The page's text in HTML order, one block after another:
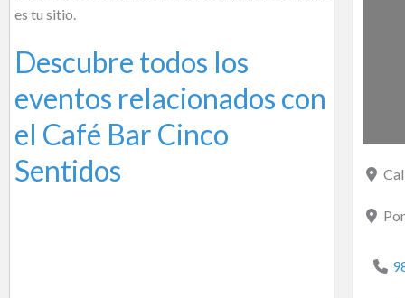
es tu sitio.
Descubre todos los
eventos relacionados con
el Café Bar Cinco
Sentidos